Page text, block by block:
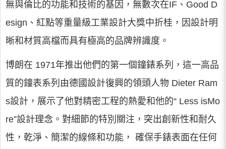
無與倫比的功能和技術的基因，無數次在IF、Good D
esign、紅點等重量級工業設計大獎中折桂，因設計明
晰和材質高檔而具有極高的品牌辨識度。
博朗在 1971年推出他們的第一個鐘錶系列，這一高品
質的鐘表系列由德國設計復興的領頭人物 Dieter Ram
s設計，展示了他對精密工程的熱愛和他的“ Less isMo
re”設計理念。對細節的特別關注，突出創新性和耐久
性，乾淨、簡潔的線條和功能， 確保手錶表面在任何